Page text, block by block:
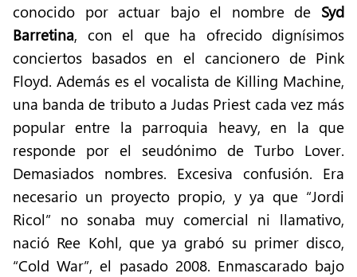
conocido por actuar bajo el nombre de Syd
Barretina, con el que ha ofrecido dignísimos
conciertos basados en el cancionero de Pink
Floyd. Además es el vocalista de Killing Machine,
una banda de tributo a Judas Priest cada vez más
popular entre la parroquia heavy, en la que
responde por el seudónimo de Turbo Lover.
Demasiados nombres. Excesiva confusión. Era
necesario un proyecto propio, y ya que “Jordi
Ricol” no sonaba muy comercial ni llamativo,
nació Ree Kohl, que ya grabó su primer disco,
“Cold War”, el pasado 2008. Enmascarado bajo